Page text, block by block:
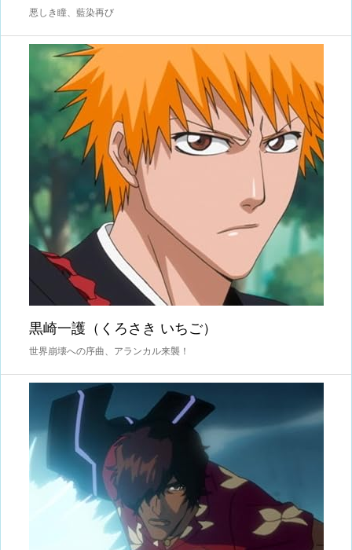
悪しき瞳、藍染再び
黒崎一護（くろさき いちご）
世界崩壊への序曲、アランカル来襲！